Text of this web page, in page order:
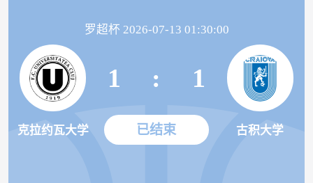
罗超杯 2026-07-13 01:30:00
克拉约瓦大学
1 : 1
已结束 古积大学